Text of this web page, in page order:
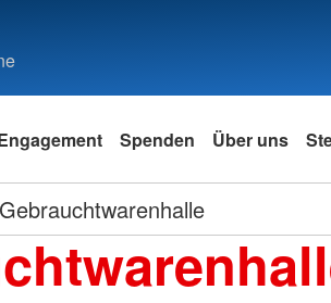
Spenden Über uns
Gebrauchtwarenhalle